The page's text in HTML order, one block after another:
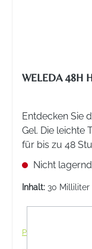
WELEDA 48H
Entdecken Sie
Gel. Die leichte
für bis zu 48
verwöhnen Ihre
Nicht lagernd
Inhalt: 30 Milliliter
Preise inkl. MwSt.